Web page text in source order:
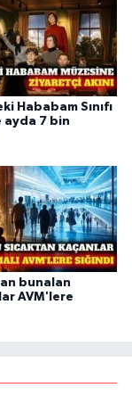
Hababam Sınıfı
ayda 7 bin
bunalan
AVM'lere